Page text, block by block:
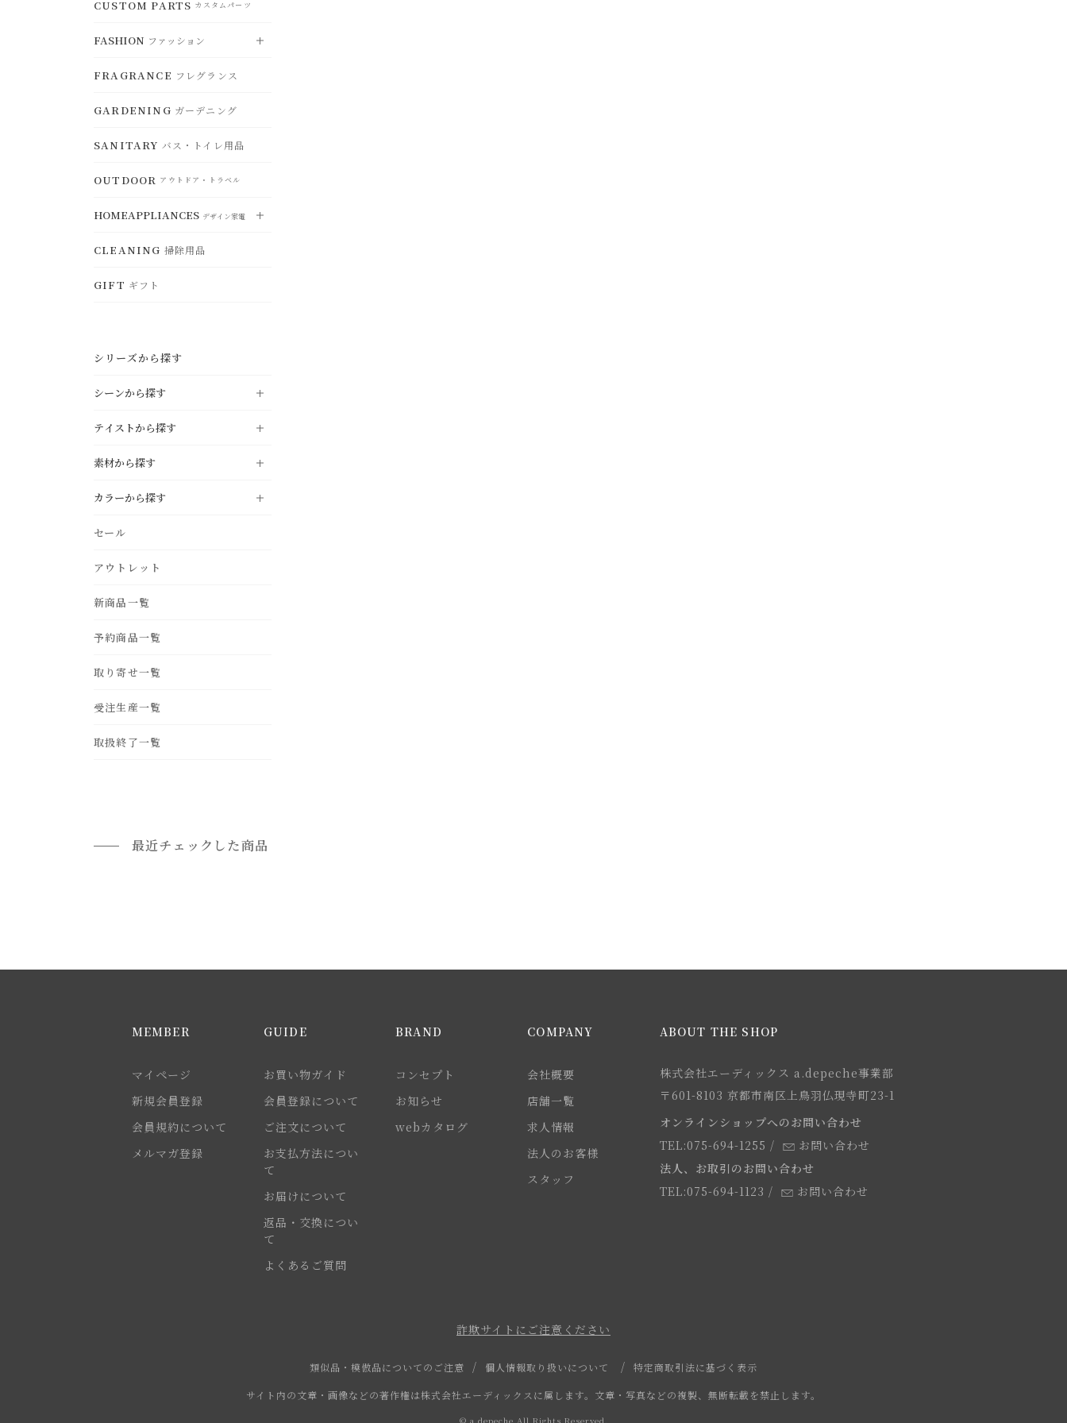
CLOCK 時計
CHRISTMAS クリスマスグッズ
OTHER その他
DUST BOX ゴミ箱
STORAGE アクセサリー収納
CONTAINERS 小物入れ・トレー
HANGER ハンガー
RUG ラグ
MAT 玄関マット
CHAIR PAD チェアパッド
VIEW ALL すべて見る
TABLEWARE 食器
KITCHENWARE 鍋・調理器具
KITCHENCONTAINER ランチボッ
CUSTOM PARTS カスタムパーツ
FASHION ファッション
VIEW ALL すべて見る
ACCESSORY アクセサリー
HAT ハット
BAG バッグ
GOODS ファッション小物
STORAGE ジュエリーボックス・収納
WEAR ウェア
FRAGRANCE フレグランス
GARDENING ガーデニング
SANITARY バス・トイレ用品
OUTDOOR アウトドア・トラベル
HOMEAPPLIANCES デザイン家電
VIEW ALL すべて見る
ELECTRICFAN
HUMIDIFIER 加湿器
CLEANING 掃除用品
GIFT ギフト
シリーズから探す
シーンから探す
LIVING リビング
DINING ダイニング
KITCHEN キッチン
STUDY
BEDROOM
ENTRANCE
BATHROOM
GARDEN エクステリア・庭
テイストから探す
NATURAL
MODERN モダン
INDUSTRIAL
VINTAGE ヴィンテージ
COUNTRY
NORDIC STYLE
MOROCCAN
OUTDOOR
素材から探す
teak
iron
leather
カラーから探す
black
dark brown
blue
orange
gold
セール
アウトレット
新商品一覧
予約商品一覧
取り寄せ一覧
受注生産一覧
取扱終了一覧
最近チェックした商品
MEMBER
マイページ
新規会員登録
会員規約について
メルマガ登録
GUIDE
お買い物ガイド
会員登録について
ご注文について
お支払方法につい
て
お届けについて
返品・交換につい
て
よくあるご質問
BRAND
コンセプト
お知らせ
webカタログ
COMPANY
会社概要
店舗一覧
求人情報
法人のお客様
スタッフ
ABOUT THE SHOP
株式会社エーディックス a.depeche事業部
〒601-8103 京都市南区上鳥羽仏現寺町23-1
オンラインショップへのお問い合わせ
TEL:075-694-1255 /
お問い合わせ
法人、お取引のお問い合わせ
TEL:075-694-1123 / お問い合わせ
詐欺サイトにご注意ください
類似品・模倣品についてのご注意 個人情報取り扱いについて 特定商取引法に基づく表示
サイト内の文章・画像などの著作権は株式会社エーディックスに属します。文章・写真などの複製、無断転載を禁止します。
© a.depeche All Rights Reserved.